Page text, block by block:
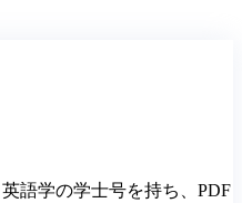
語学の学士号を持ち、PDF